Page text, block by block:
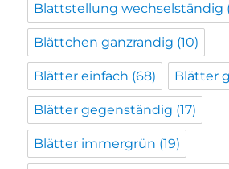
Blattstellung wechselständig
Blättchen ganzrandig (10)
Blätter einfach (68) Blätter
Blätter gegenständig (17)
Blätter immergrün (19)